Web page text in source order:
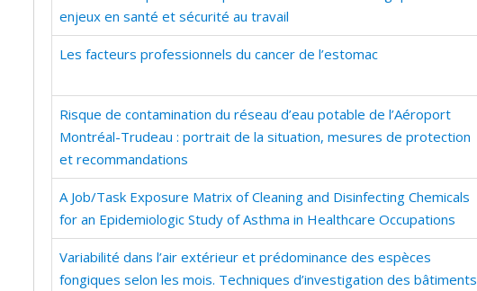
enjeux en santé et sécurité au travail
Les facteurs professionnels du cancer de l’estomac
Risque de contamination du réseau d’eau potable de l’Aéroport
Montréal-Trudeau : portrait de la situation, mesures de protection
et recommandations
A Job/Task Exposure Matrix of Cleaning and Disinfecting Chemicals
for an Epidemiologic Study of Asthma in Healthcare Occupations
Variabilité dans l’air extérieur et prédominance des espèces
fongiques selon les mois. Techniques d’investigation des bâtiments